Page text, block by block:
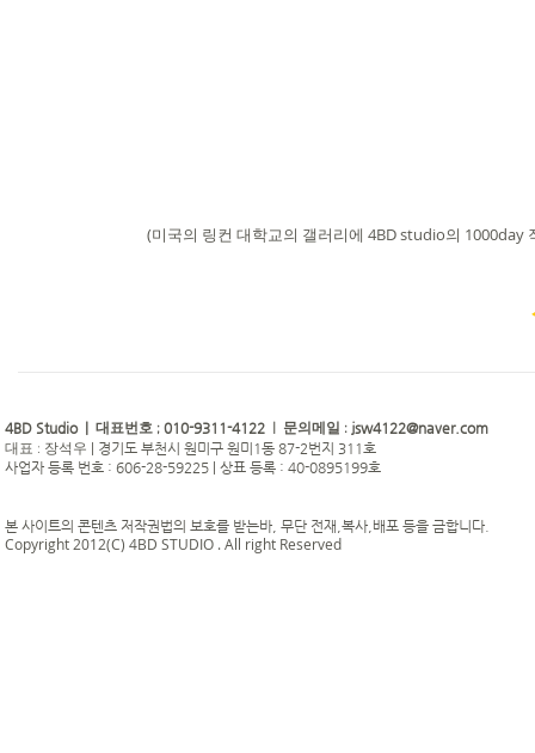
(미국의 링컨 대학교의 갤러리에 4BD studio의 1000day
4BD Studio | 대표번호 ; 010-9311-4122 | 문의메일 : jsw4122@naver.com
대표 : 장석우
경기도 부천시 원미구 원미1동 87-2번지 311호
사업자 등록 번호 : 606-28-59225 | 상표 등록 : 40-0895199호
본 사이트의 콘텐츠 저작권법의 보호를 받는바, 무단 전재,복사,배포 등을 금합니다.
Copyright 2012(C) 4BD STUDIO . All right Reserved